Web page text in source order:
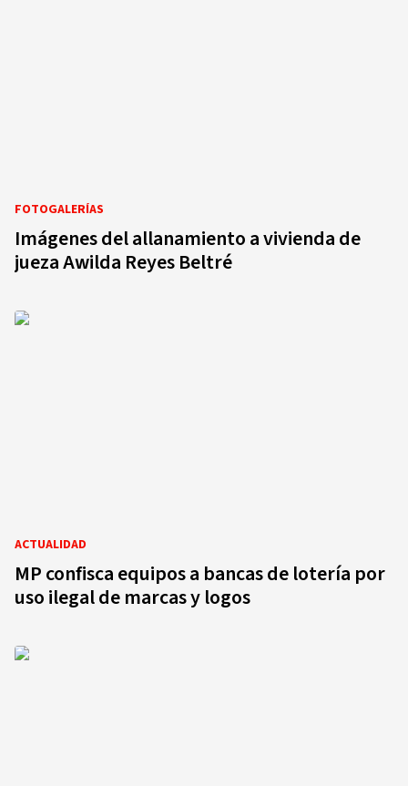
FOTOGALERÍAS
Imágenes del allanamiento a vivienda de
jueza Awilda Reyes Beltré
ACTUALIDAD
MP confisca equipos a bancas de lotería por
uso ilegal de marcas y logos